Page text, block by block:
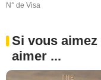
N° de Visa
Si vous
aimer ...